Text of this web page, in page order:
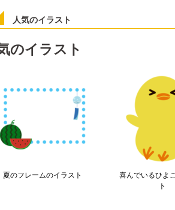
人気のイラスト
のイラスト
夏のフレームのイラスト
喜んでいるひよ
ト